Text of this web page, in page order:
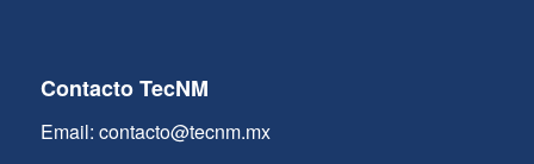
Contacto TecNM
Email: contacto@tecnm.mx